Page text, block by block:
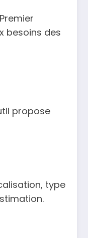
besoins des
propose
type